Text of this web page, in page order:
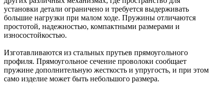
установки детали ограничено и требуется выдерживать
большие нагрузки при малом ходе. Пружины отличаются
простотой, надежностью, компактными размерами и
износостойкостью.
Изготавливаются из стальных прутьев прямоугольного
профиля. Прямоугольное сечение проволоки сообщает
пружине дополнительную жесткость и упругость, и при этом
само изделие может быть небольшого размера.